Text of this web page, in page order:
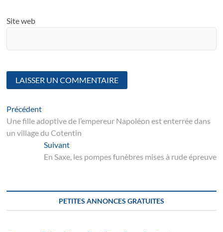
Site web
Navigation
de
l’article
PrécédentArticle
suivant
Une fille adoptive de l’empereur Napoléon est enterrée dans
un village du Cotentin
SuivantSuivant
post:
En Saxe, les pompes funèbres mises à rude épreuve
PETITES ANNONCES GRATUITES